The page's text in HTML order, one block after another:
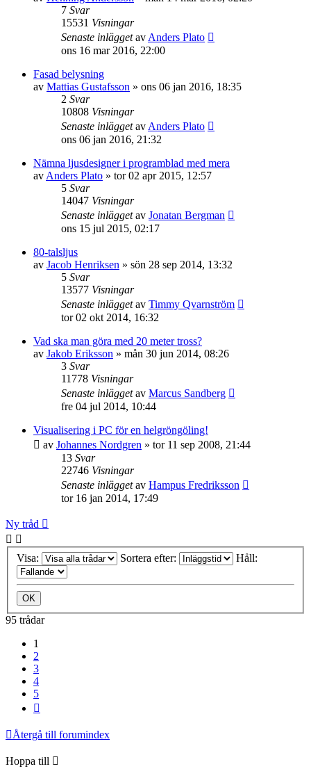
7 Svar
15531 Visningar
Senaste inläggetav Anders Plato
ons 16 mar 2016, 22:00
Fasad belysning
av Mattias Gustafsson » ons 06 jan 2016, 18:35
2 Svar
10808 Visningar
Senaste inläggetav Anders Plato
ons 06 jan 2016, 21:32
Nämna ljusdesigner i programblad med mera
av Anders Plato » tor 02 apr 2015, 12:57
5 Svar
14047 Visningar
Senaste inläggetav Jonatan Bergman
ons 15 jul 2015, 02:17
80-talsljus
av Jacob Henriksen » sön 28 sep 2014, 13:32
5 Svar
13577 Visningar
Senaste inläggetav Timmy Qvarnström
tor 02 okt 2014, 16:32
Vad ska man göra med 20 meter tross?
av Jakob Eriksson » mån 30 jun 2014, 08:26
3 Svar
11778 Visningar
Senaste inläggetav Marcus Sandberg
fre 04 jul 2014, 10:44
Visualisering i PC för en helgröngöling!
av Johannes Nordgren » tor 11 sep 2008, 21:44
13 Svar
22746 Visningar
Senaste inläggetav Hampus Fredriksson
tor 16 jan 2014, 17:49
Ny tråd
Visa: Sortera efter: Håll:
95 trådar
1
2
3
4
5
Återgå till forumindex
Hoppa till